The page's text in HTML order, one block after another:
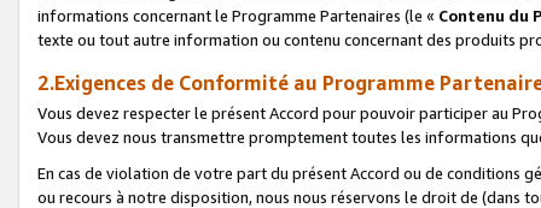
informations concernant le Programme Partenaires (le « Contenu du
texte ou tout autre information ou contenu concernant des produits
2.Exigences de Conformité au Programme
Vous devez respecter le présent Accord pour pouvoir participer au
Vous devez nous transmettre promptement toutes les informations
En cas de violation de votre part du présent Accord ou de conditions
ou recours à notre disposition, nous nous réservons le droit de (dans